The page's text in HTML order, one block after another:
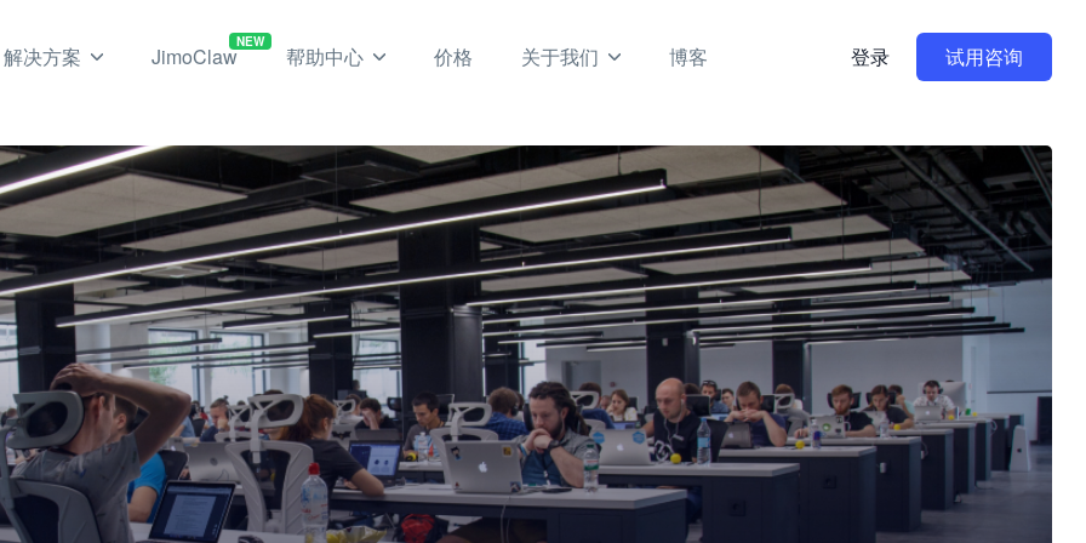
解决方案 JimoClaw
NEW
帮助中心 价格 关于我们 博客 登录 试用咨询